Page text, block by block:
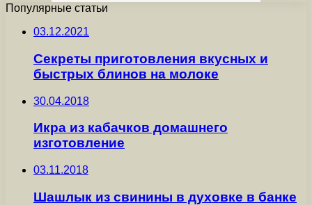
Популярные статьи
03.12.2021
Секреты приготовления вкусных и
быстрых блинов на молоке
30.04.2018
Икра из кабачков домашнего
изготовление
03.11.2018
Шашлык из свинины в духовке в банке